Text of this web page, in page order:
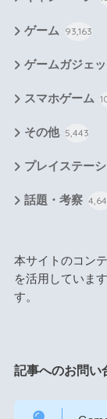
ゲーム 93,163
ゲームガジェッ
スマホゲーム
その他 5,443
プレイステー
話題・考察
本サイトのコン
を活用していま
す。
記事へのお問い